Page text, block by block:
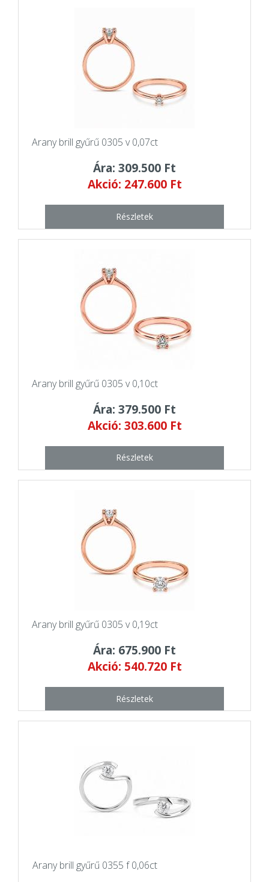
Arany brill gyűrű 0305 v 0,07ct
Ára: 309.500 Ft
Akció: 247.600 Ft
Részletek
Arany brill gyűrű 0305 v 0,10ct
Ára: 379.500 Ft
Akció: 303.600 Ft
Részletek
Arany brill gyűrű 0305 v 0,19ct
Ára: 675.900 Ft
Akció: 540.720 Ft
Részletek
Arany brill gyűrű 0355 f 0,06ct